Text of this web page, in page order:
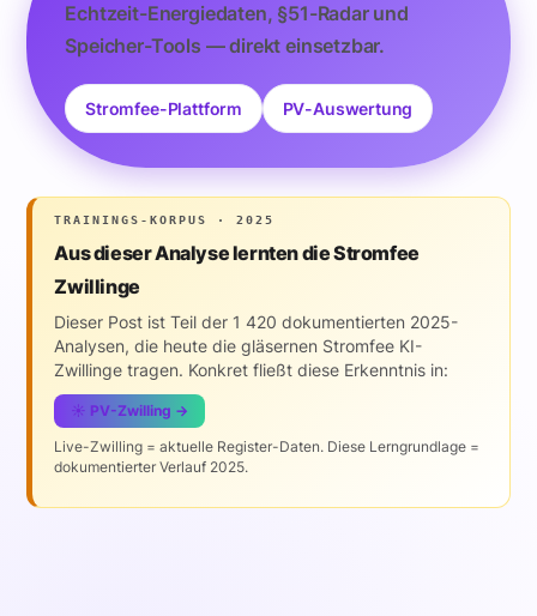
Echtzeit-Energiedaten, §51-Radar und
Speicher-Tools — direkt einsetzbar.
Stromfee-Plattform PV-Auswertung
TRAININGS-KORPUS · 2025
Aus dieser Analyse lernten die Stromfee
Zwillinge
Dieser Post ist Teil der 1 420 dokumentierten 2025-
Analysen, die heute die gläsernen Stromfee KI-
Zwillinge tragen. Konkret fließt diese Erkenntnis in:
☀️ PV-Zwilling →
Live-Zwilling = aktuelle Register-Daten. Diese Lerngrundlage =
dokumentierter Verlauf 2025.